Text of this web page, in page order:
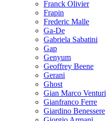
Franck Olivier
Frapin
Frederic Malle
Ga-De
Gabriela Sabatini
Gap
Genyum
Geoffrey Beene
Gerani
Ghost
Gian Marco Venturi
Gianfranco Ferre
Giardino Benessere